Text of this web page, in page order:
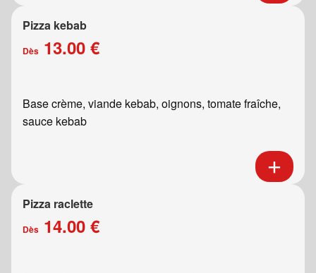
Pizza kebab
Dès 13.00 €
Base crème, viande kebab, oignons, tomate fraîche,
sauce kebab
Pizza raclette
Dès 14.00 €